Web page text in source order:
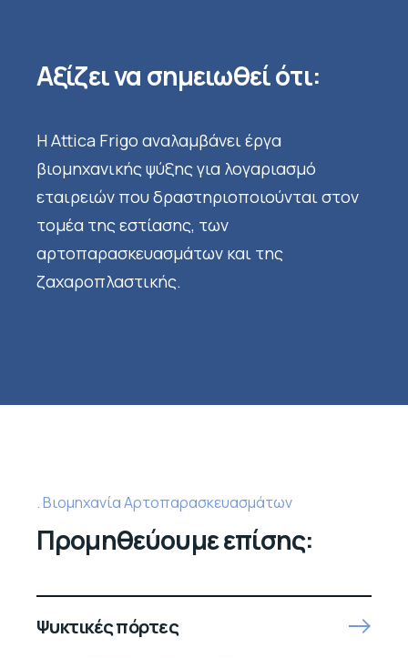
Αξίζει να σημειωθεί ότι:
Η Attica Frigo αναλαμβάνει έργα
βιομηχανικής ψύξης για λογαριασμό
εταιρειών που δραστηριοποιούνται στον
τομέα της εστίασης, των
αρτοπαρασκευασμάτων και της
ζαχαροπλαστικής.
Βιομηχανία Αρτοπαρασκευασμάτων
Προμηθεύουμε επίσης:
Ψυκτικές πόρτες